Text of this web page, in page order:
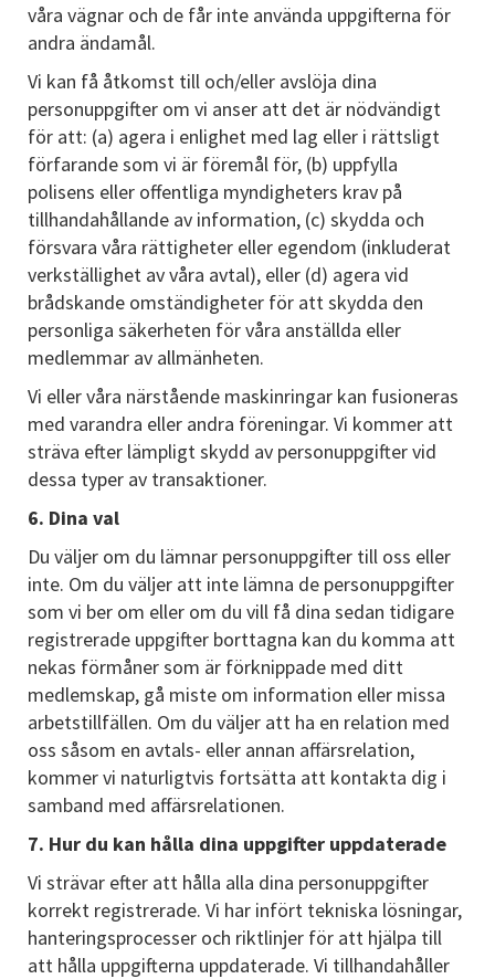
våra vägnar och de får inte använda uppgifterna för
andra ändamål.
Vi kan få åtkomst till och/eller avslöja dina
personuppgifter om vi anser att det är nödvändigt
för att: (a) agera i enlighet med lag eller i rättsligt
förfarande som vi är föremål för, (b) uppfylla
polisens eller offentliga myndigheters krav på
tillhandahållande av information, (c) skydda och
försvara våra rättigheter eller egendom (inkluderat
verkställighet av våra avtal), eller (d) agera vid
brådskande omständigheter för att skydda den
personliga säkerheten för våra anställda eller
medlemmar av allmänheten.
Vi eller våra närstående maskinringar kan fusioneras
med varandra eller andra föreningar. Vi kommer att
sträva efter lämpligt skydd av personuppgifter vid
dessa typer av transaktioner.
6. Dina val
Du väljer om du lämnar personuppgifter till oss eller
inte. Om du väljer att inte lämna de personuppgifter
som vi ber om eller om du vill få dina sedan tidigare
registrerade uppgifter borttagna kan du komma att
nekas förmåner som är förknippade med ditt
medlemskap, gå miste om information eller missa
arbetstillfällen. Om du väljer att ha en relation med
oss såsom en avtals- eller annan affärsrelation,
kommer vi naturligtvis fortsätta att kontakta dig i
samband med affärsrelationen.
7. Hur du kan hålla dina uppgifter uppdaterade
Vi strävar efter att hålla alla dina personuppgifter
korrekt registrerade. Vi har infört tekniska lösningar,
hanteringsprocesser och riktlinjer för att hjälpa till
att hålla uppgifterna uppdaterade. Vi tillhandahåller